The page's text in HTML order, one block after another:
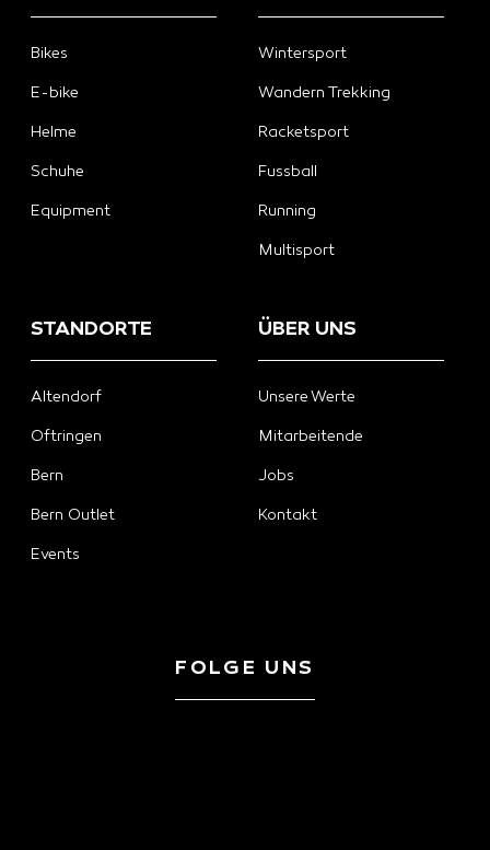
Bikes
E-bike
Helme
Schuhe
Equipment
Wintersport
Wandern Trekking
Racketsport
Fussball
Running
Multisport
STANDORTE
Altendorf
Oftringen
Bern
Bern Outlet
Events
ÜBER UNS
Unsere Werte
Mitarbeitende
Jobs
Kontakt
FOLGE UNS